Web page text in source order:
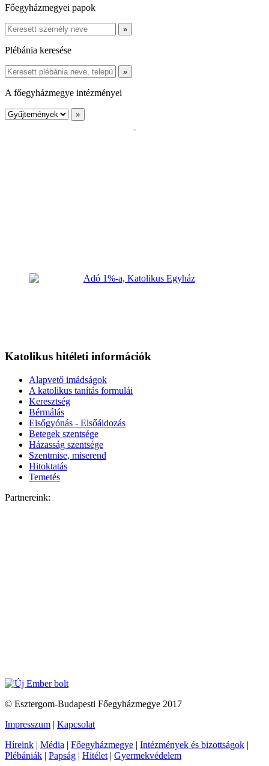
Főegyházmegyei papok
Plébánia keresése
A főegyházmegye intézményei
Katolikus hitéleti információk
Alapvető imádságok
A katolikus tanítás formulái
Keresztség
Bérmálás
Elsőgyónás - Elsőáldozás
Betegek szentsége
Házasság szentsége
Szentmise, miserend
Hitoktatás
Temetés
Partnereink:
© Esztergom-Budapesti Főegyházmegye 2017
Impresszum | Kapcsolat
Híreink | Média | Főegyházmegye | Intézmények és bizottságok |
Plébániák | Papság | Hitélet | Gyermekvédelem